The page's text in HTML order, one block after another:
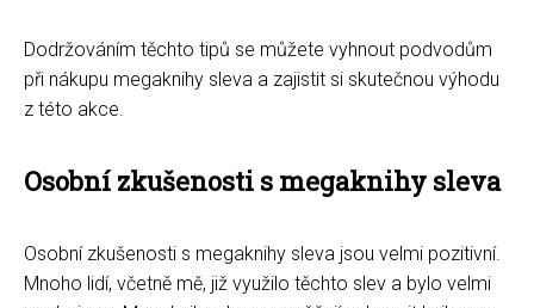
Dodržováním těchto tipů se můžete vyhnout podvodům
při nákupu megaknihy sleva a zajistit si skutečnou výhodu
z této akce.
Osobní zkušenosti s megaknihy sleva
Osobní zkušenosti s megaknihy sleva jsou velmi pozitivní.
Mnoho lidí, včetně mě, již využilo těchto slev a bylo velmi